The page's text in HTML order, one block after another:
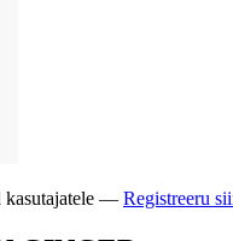
kasutajatele — Registreeru